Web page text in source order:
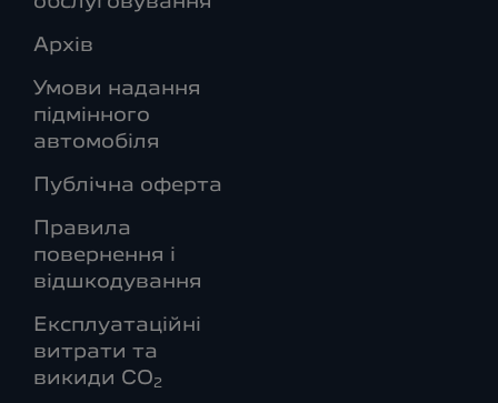
Архів
Умови надання
підмінного
автомобіля
Публічна оферта
Правила
повернення і
відшкодування
Експлуатаційні
витрати та
викиди СО2